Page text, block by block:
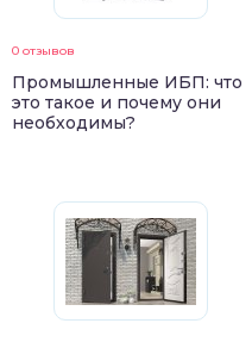
0 отзывов
Промышленные ИБП: что
это такое и почему они
необходимы?